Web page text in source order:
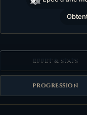
EFFET & STATS
PROGRESSION